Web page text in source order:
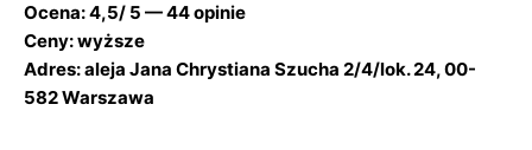
Ocena: 4,5/ 5 — 44 opinie
Ceny: wyższe
Adres: aleja Jana Chrystiana Szucha 2/4/lok. 24, 00-
582 Warszawa